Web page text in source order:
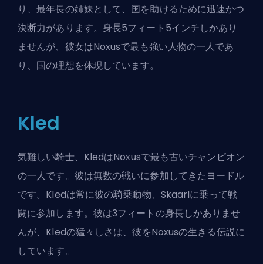
り、最年長の姉妹として、国を助けるために迅速かつ
決断力があります。身長5フィート5インチしかあり
ませんが、彼女はNoxusで最も強い人物の一人であ
り、国の理想を体現しています。
Kled
気難しい騎士、KledはNoxusで最も古いチャンピオン
の一人です。彼は無数の戦いに参加してきたヨードル
です。Kledは常に彼の騎乗動物、Skaarlに乗って戦
闘に参加します。彼は3フィートの身長しかありませ
んが、Kledの猛々しさは、彼をNoxusの生きる伝説に
しています。